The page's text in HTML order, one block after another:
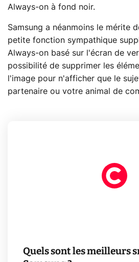
Always-on à fond noir.
Samsung a néanmoins le mérite
petite fonction sympathique
Always-on basé sur l'écran de
possibilité de supprimer les
l'image pour n'afficher que le
partenaire ou votre animal de
Quels sont les meilleurs